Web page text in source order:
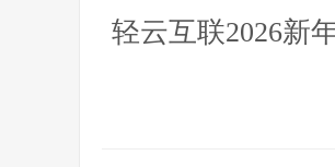
轻云互联2026新